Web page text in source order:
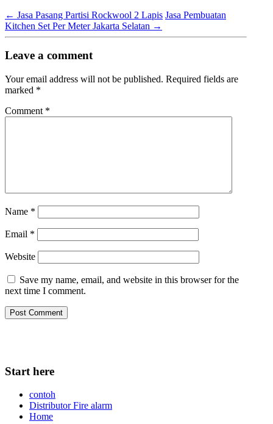
Start here
contoh
Distributor Fire alarm
Home
← Jasa Pasang Partisi Rockwool 2 Lapis Jasa Pembuatan
Kitchen Set Per Meter Jakarta Selatan →
Leave a comment
Your email address will not be published. Required fields are
marked *
Comment *
Name *
Email *
Website
Save my name, email, and website in this browser for the
next time I comment.